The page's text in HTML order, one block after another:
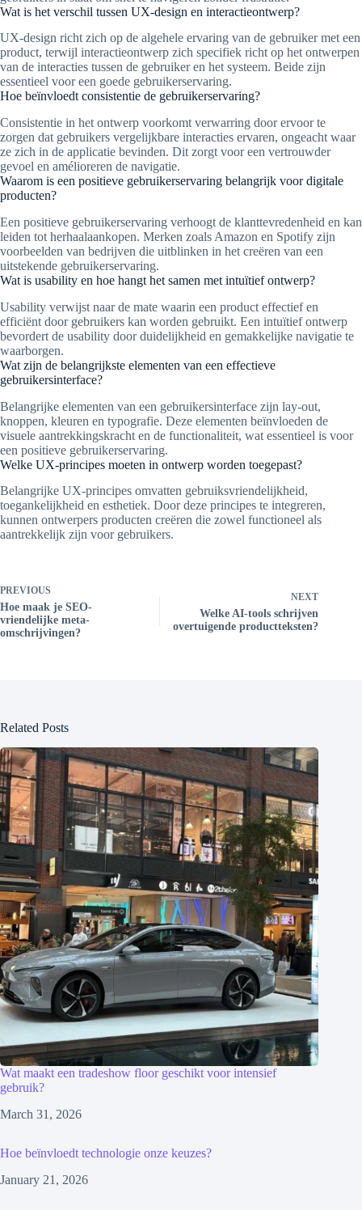
Wat is het verschil tussen UX-design en interactieontwerp?
UX-design richt zich op de algehele ervaring van de gebruiker met een
product, terwijl interactieontwerp zich specifiek richt op het ontwerpen
van de interacties tussen de gebruiker en het systeem. Beide zijn
essentieel voor een goede gebruikerservaring.
Hoe beïnvloedt consistentie de gebruikerservaring?
Consistentie in het ontwerp voorkomt verwarring door ervoor te
zorgen dat gebruikers vergelijkbare interacties ervaren, ongeacht waar
ze zich in de applicatie bevinden. Dit zorgt voor een vertrouwder
gevoel en amélioreren de navigatie.
Waarom is een positieve gebruikerservaring belangrijk voor digitale
producten?
Een positieve gebruikerservaring verhoogt de klanttevredenheid en kan
leiden tot herhaalaankopen. Merken zoals Amazon en Spotify zijn
voorbeelden van bedrijven die uitblinken in het creëren van een
uitstekende gebruikerservaring.
Wat is usability en hoe hangt het samen met intuïtief ontwerp?
Usability verwijst naar de mate waarin een product effectief en
efficiënt door gebruikers kan worden gebruikt. Een intuïtief ontwerp
bevordert de usability door duidelijkheid en gemakkelijke navigatie te
waarborgen.
Wat zijn de belangrijkste elementen van een effectieve
gebruikersinterface?
Belangrijke elementen van een gebruikersinterface zijn lay-out,
knoppen, kleuren en typografie. Deze elementen beïnvloeden de
visuele aantrekkingskracht en de functionaliteit, wat essentieel is voor
een positieve gebruikerservaring.
Welke UX-principes moeten in ontwerp worden toegepast?
Belangrijke UX-principes omvatten gebruiksvriendelijkheid,
toegankelijkheid en esthetiek. Door deze principes te integreren,
kunnen ontwerpers producten creëren die zowel functioneel als
aantrekkelijk zijn voor gebruikers.
PREVIOUS
Hoe maak je SEO-
vriendelijke meta-
omschrijvingen?
NEXT
Welke AI-tools schrijven
overtuigende productteksten?
Related Posts
Wat maakt een tradeshow floor geschikt voor intensief
gebruik?
March 31, 2026
Hoe beïnvloedt technologie onze keuzes?
January 21, 2026